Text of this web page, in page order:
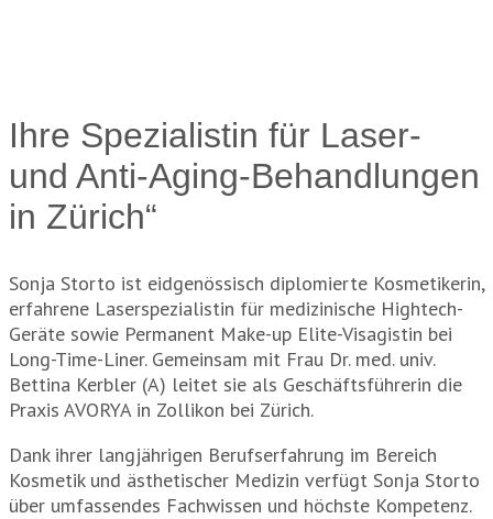
Ihre Spezialistin für Laser-
und Anti-Aging-Behandlungen
in Zürich“
Sonja Storto ist eidgenössisch diplomierte Kosmetikerin,
erfahrene Laserspezialistin für medizinische Hightech-
Geräte sowie Permanent Make-up Elite-Visagistin bei
Long-Time-Liner. Gemeinsam mit Frau Dr. med. univ.
Bettina Kerbler (A) leitet sie als Geschäftsführerin die
Praxis AVORYA in Zollikon bei Zürich.
Dank ihrer langjährigen Berufserfahrung im Bereich
Kosmetik und ästhetischer Medizin verfügt Sonja Storto
über umfassendes Fachwissen und höchste Kompetenz.